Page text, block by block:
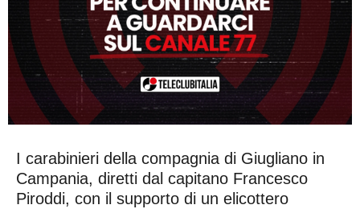
I carabinieri della compagnia di Giugliano in
Campania, diretti dal capitano Francesco
Piroddi, con il supporto di un elicottero